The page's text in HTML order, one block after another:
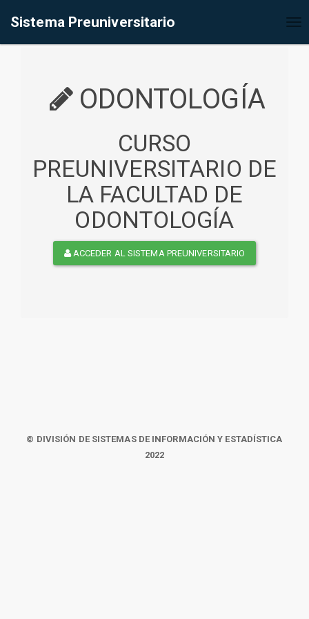
Sistema Preuniversitario
ODONTOLOGÍA
CURSO
PREUNIVERSITARIO DE
LA FACULTAD DE
ODONTOLOGÍA
ACCEDER AL SISTEMA PREUNIVERSITARIO
© DIVISIÓN DE SISTEMAS DE INFORMACIÓN Y ESTADÍSTICA
2022